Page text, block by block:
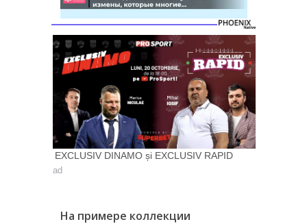
EXCLUSIV DINAMO și EXCLUSIV RAPID
ad
На примере коллекции